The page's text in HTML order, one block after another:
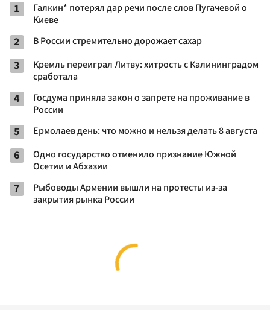
1
Галкин* потерял дар речи после слов Пугачевой о
Киеве
2 В России стремительно дорожает сахар
3
Кремль переиграл Литву: хитрость с Калининградом
сработала
4
Госдума приняла закон о запрете на проживание в
России
5 Ермолаев день: что можно и нельзя делать 8 августа
6
Одно государство отменило признание Южной
Осетии и Абхазии
7
Рыбоводы Армении вышли на протесты из-за
закрытия рынка России